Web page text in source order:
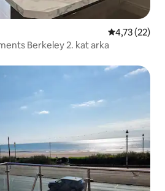
5 üzerinden
4,73 (22)
Berkeley 2. kat arka